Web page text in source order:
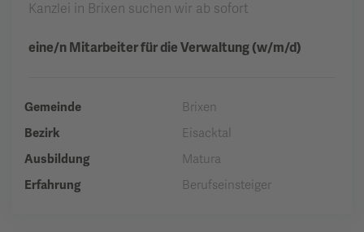
Kanzlei in Brixen suchen wir ab sofort
eine/n Mitarbeiter für die Verwaltung (w/m/d)
Gemeinde
Brixen
Bezirk
Eisacktal
Ausbildung
Matura
Erfahrung
Berufseinsteiger